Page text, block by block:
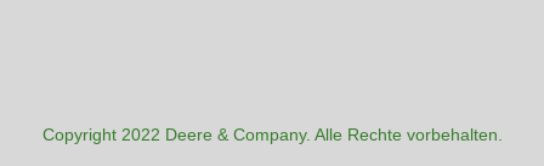
Copyright 2022 Deere & Company. Alle Rechte vorbehalten.